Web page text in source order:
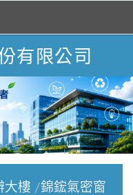
有限公司
大樓
錦鋐氣密窗